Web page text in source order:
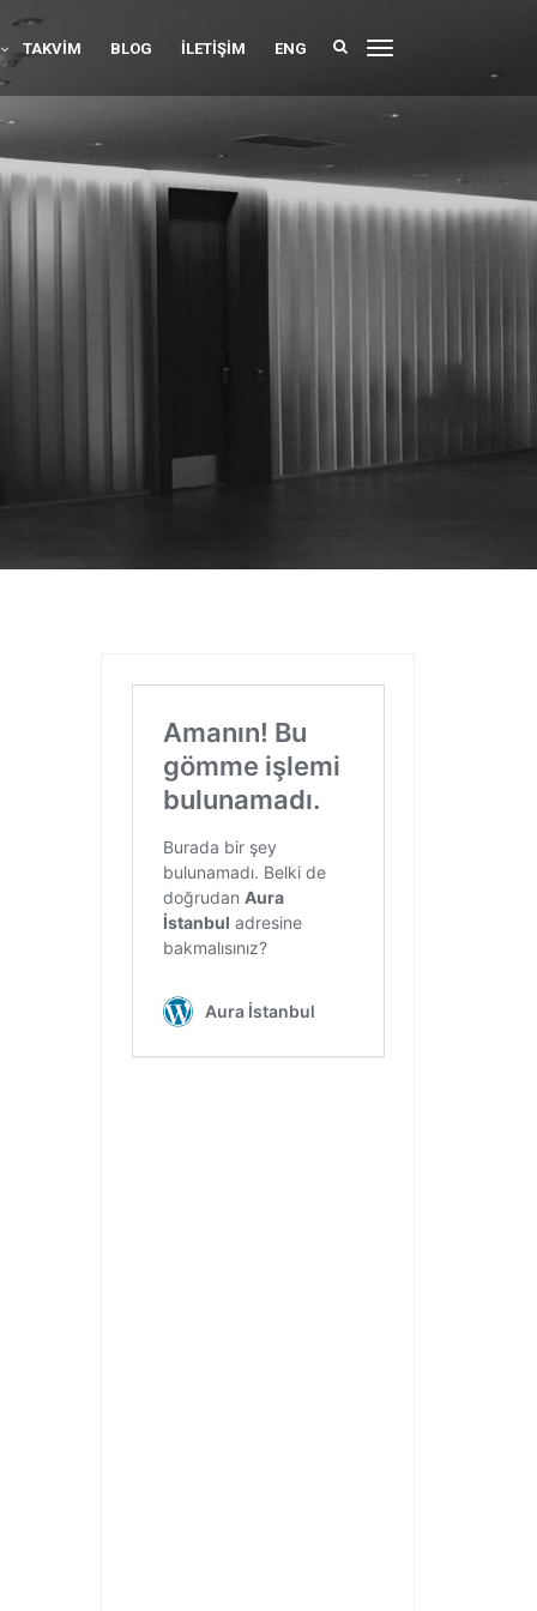
TAKVIM BLOG İLETIŞIM ENG